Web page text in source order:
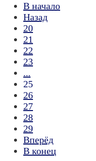
В начало
Назад
20
21
22
23
...
25
26
27
28
29
Вперёд
В конец